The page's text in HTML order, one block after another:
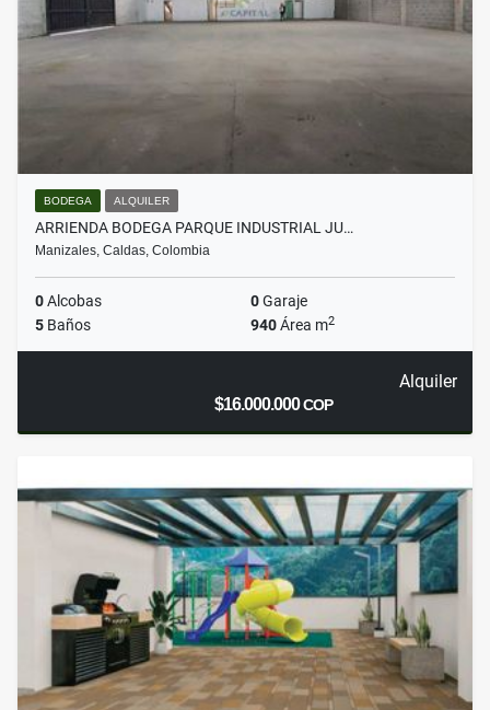
BODEGA ALQUILER
ARRIENDA BODEGA PARQUE INDUSTRIAL JU…
Manizales, Caldas, Colombia
0Alcobas 0Garaje
5 Baños 940Área m2
Alquiler
$16.000.000COP